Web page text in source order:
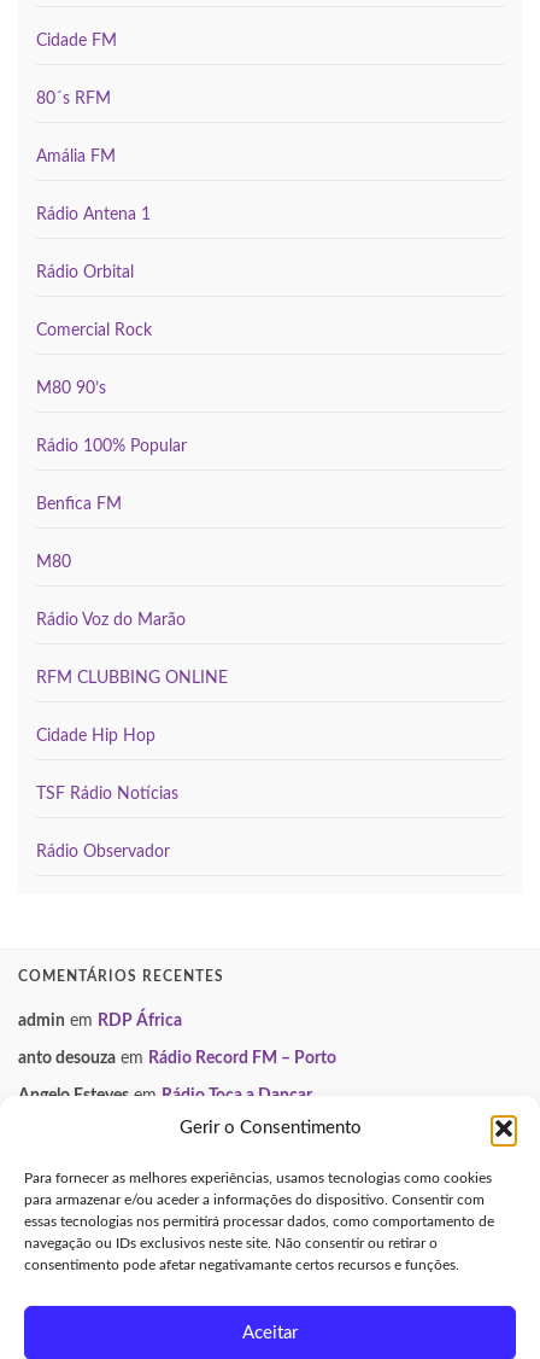
Gerir o Consentimento
Para fornecer as melhores experiências, usamos tecnologias como cookies
para armazenar e/ou aceder a informações do dispositivo. Consentir com
essas tecnologias nos permitirá processar dados, como comportamento de
navegação ou IDs exclusivos neste site. Não consentir ou retirar o
consentimento pode afetar negativamante certos recursos e funções.
Aceitar
Cidade FM
80´s RFM
Amália FM
Rádio Antena 1
Rádio Orbital
Comercial Rock
M80 90’s
Rádio 100% Popular
Benfica FM
M80
Rádio Voz do Marão
RFM CLUBBING ONLINE
Cidade Hip Hop
TSF Rádio Notícias
Rádio Observador
COMENTÁRIOS RECENTES
admin em RDP África
anto desouza em Rádio Record FM – Porto
Angelo Esteves em Rádio Toca a Dançar
Smooth FM
Neuza Gondomar Mix
INFORMAÇÃO LEGAL
Política de Privacidade
Política de Cookies (UE)